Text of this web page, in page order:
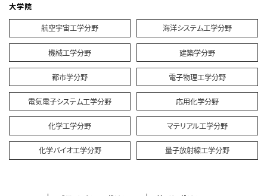
大学院
航空宇宙工学分野 海洋システム工学分野
機械工学分野 建築学分野
都市学分野 電子物理工学分野
電気電子システム工学分野 応用化学分野
化学工学分野 マテリアル工学分野
化学バイオ工学分野 量子放射線工学分野